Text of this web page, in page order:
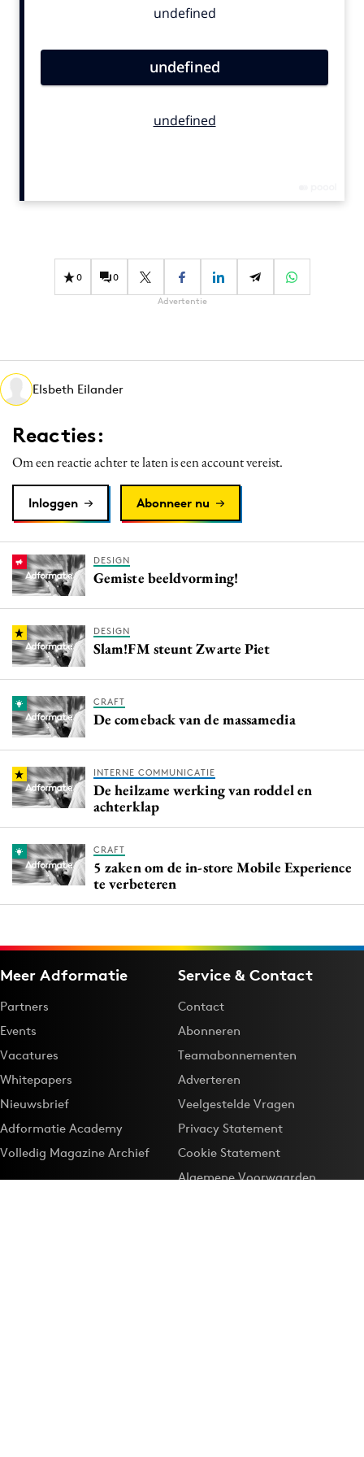
Contentmarketing
Effectiviteit
Gedragsverandering
Martech
Media
Merkstrategie
PR
Programmatic
Reputatie & crisis
0 0
Advertentie
Elsbeth Eilander
Reacties:
Om een reactie achter te laten is een account vereist.
Inloggen Abonneer nu
DESIGN
Gemiste beeldvorming!
DESIGN
Slam!FM steunt Zwarte Piet
CRAFT
De comeback van de massamedia
INTERNE COMMUNICATIE
De heilzame werking van roddel en
achterklap
CRAFT
5 zaken om de in-store Mobile Experience
te verbeteren
Meer Adformatie
Partners
Events
Vacatures
Whitepapers
Nieuwsbrief
Adformatie Academy
Volledig Magazine Archief
Service & Contact
Contact
Abonneren
Teamabonnementen
Adverteren
Veelgestelde Vragen
Privacy Statement
Cookie Statement
Algemene Voorwaarden